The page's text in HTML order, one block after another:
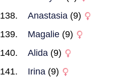
Anastasia (9)
Magalie (9)
Alida (9)
Irina (9)